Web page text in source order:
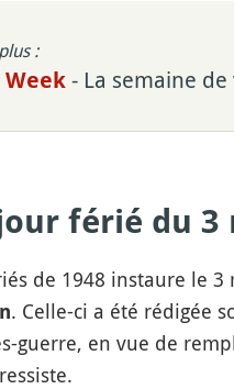
:
Week - La semaine
férié du 3
de 1948 instaure le 3
. Celle-ci a été rédigée
guerre, en vue de